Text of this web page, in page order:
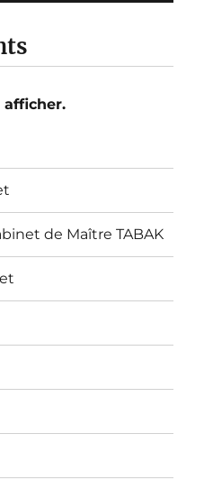
afficher.
de Maître TABAK